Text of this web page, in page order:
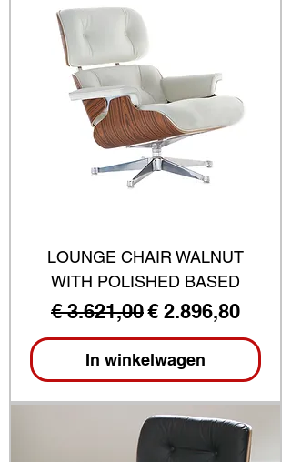
LOUNGE CHAIR WALNUT
WITH POLISHED BASED
Normale prijs
€ 3.621,00Verkoopprijs
€ 2.896,80
In winkelwagen